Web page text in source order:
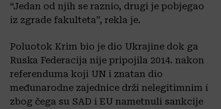
“Jedan od njih se raznio, drugi je pobjegao
iz zgrade fakulteta”, rekla je.
Poluotok Krim bio je dio Ukrajine dok ga
Ruska Federacija nije pripojila 2014. nakon
referenduma koji UN i znatan dio
međunarodne zajednice drži nelegitimnim i
zbog čega su SAD i EU nametnuli sankcije